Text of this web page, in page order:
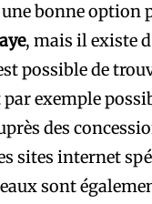
bonne option
, mais il existe
possible de
exemple
des
sites internet
sont